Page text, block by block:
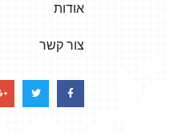
אודות
צור קשר